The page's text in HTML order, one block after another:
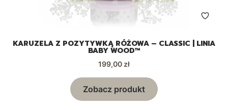
KARUZELA Z POZYTYWKĄ RÓŻOWA – CLASSIC | LINIA
BABY WOOD™
Cena
199,00 zł
Zobacz produkt